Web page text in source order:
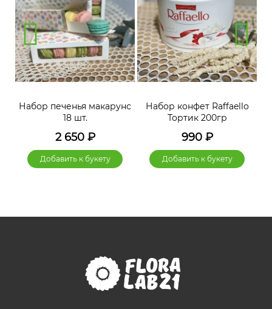
Набор печенья макарунс
18 шт.
2 650₽
Добавить к букету
Набор конфет Raffaello
Тортик 200гр
990₽
Добавить к букету